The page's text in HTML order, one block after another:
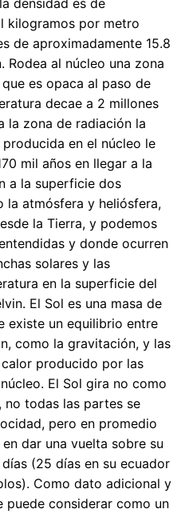
densidad es de
kilogramos por metro
de aproximadamente 15.8
Rodea al núcleo una zona
es opaca al paso de
decae a 2 millones
la zona de radiación la
en el núcleo le
mil años en llegar a la
a la superficie dos
la atmósfera y heliósfera,
la Tierra, y podemos
y donde ocurren
solares y las
en la superficie del
El Sol es una masa de
existe un equilibrio entre
como la gravitación, y las
producido por las
El Sol gira no como
no todas las partes se
pero en promedio
dar una vuelta sobre su
(25 días en su ecuador
Como dato adicional y
puede considerar como un